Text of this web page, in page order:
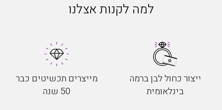
למה לקנות אצלנו
ייצור כחול לבן ברמה
בינלאומית
מייצרים תכשיטים כבר
50 שנה